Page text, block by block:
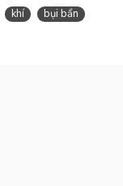
khí bụi bẩn